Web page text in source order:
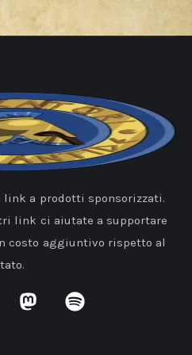
a prodotti sponsorizzati.
link ci aiutate a supportare
costo aggiuntivo rispetto al